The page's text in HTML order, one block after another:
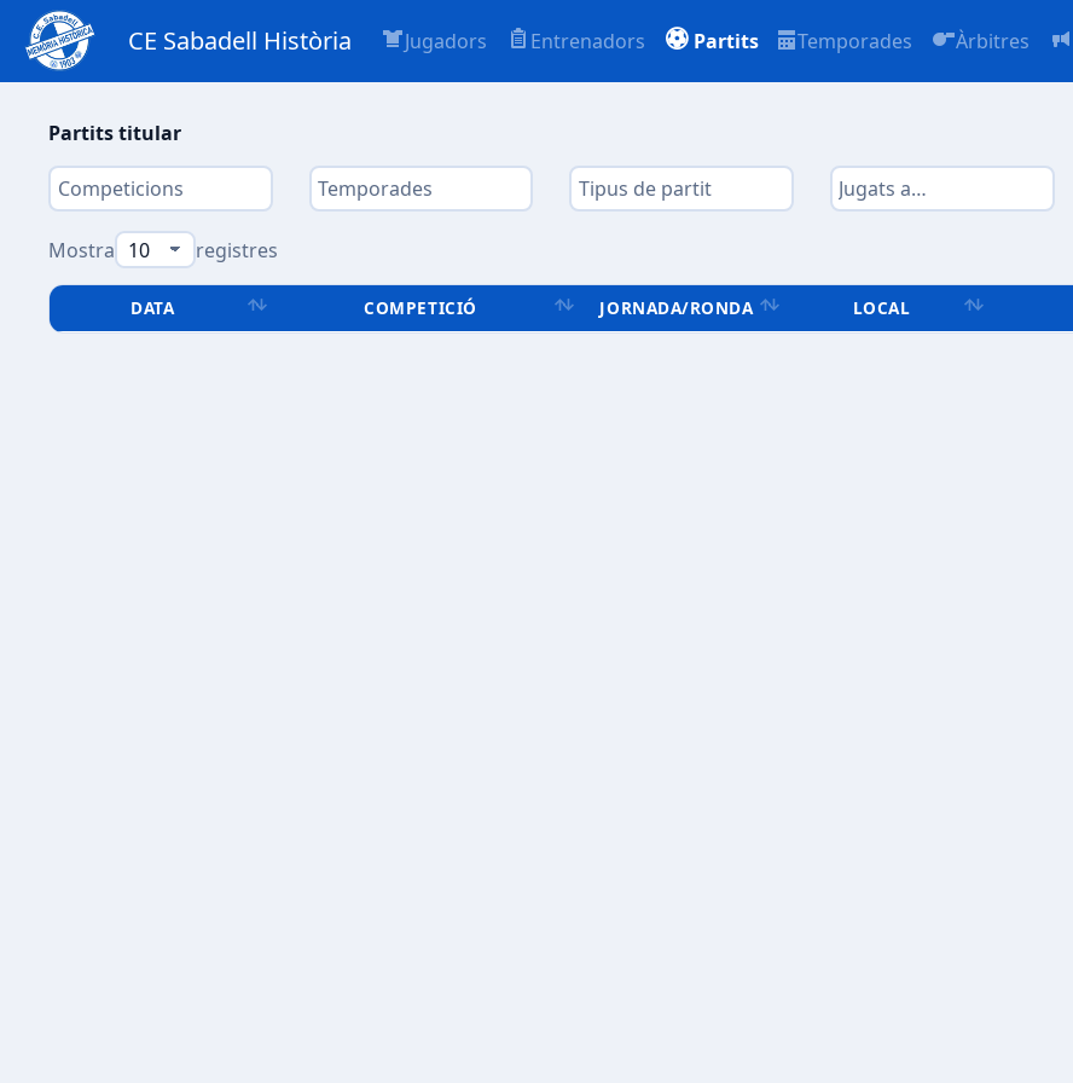
CE Sabadell Història Jugadors Entrenadors Partits Temporades Àrbitres
Partits titular
Mostra registres
DATA COMPETICIÓ JORNADA/RONDA LOCAL